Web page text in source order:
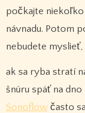
počkajte niekoľko
návnadu. Potom
nebudete myslieť,
ak sa ryba stratí
šnúru späť na
Sonoflowčasto